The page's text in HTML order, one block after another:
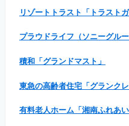
リゾートトラスト「トラストガ
プラウドライフ（ソニーグル
積和「グランドマスト」
東急の高齢者住宅「グランクレ
有料老人ホーム「湘南ふれあい